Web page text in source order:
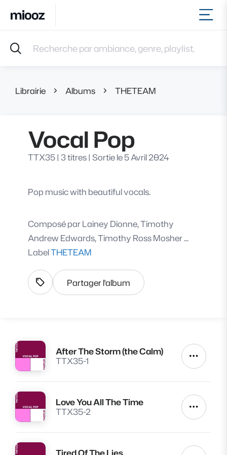
Accueil
Musiques
Playlists
Connexion
Librairie Albums THETEAM
Vocal Pop
TTX35| 3 titres| Sortie le 5 Avril 2024
Pop music with beautiful vocals.
Composé par Lainey Dionne, Timothy
Andrew Edwards, Timothy Ross Mosher ...
LabelTHETEAM
Afficher les tags
Partager l'album
Lire
After The Storm (the Calm)
TTX35-1
Autres
Lire
Love You All The Time
TTX35-2
Autres